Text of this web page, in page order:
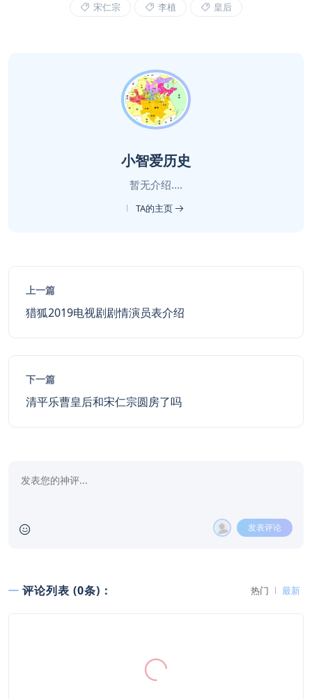
宋仁宗 李植 皇后
小智爱历史
暂无介绍....
TA的主页
上一篇
猎狐2019电视剧剧情演员表介绍
下一篇
清平乐曹皇后和宋仁宗圆房了吗
发表评论
评论列表 (0条)： 热门 最新